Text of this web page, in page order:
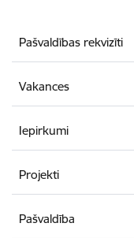
Pašvaldības rekvizīti
Vakances
Iepirkumi
Projekti
Pašvaldība